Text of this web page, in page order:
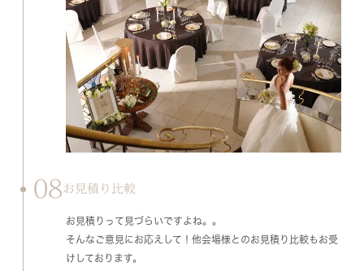
08 お見積り比較
お見積りって見づらいですよね。。
そんなご意見にお応えして！他会場様とのお見積り比較もお受
けしております。